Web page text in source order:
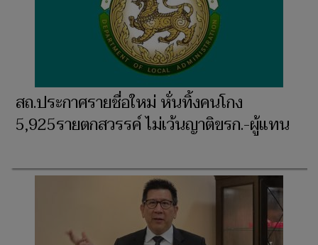
สถ.ประกาศรายชื่อใหม่ หั่นทิ้งคนโกง
5,925รายตกสวรรค์ ไม่เว้นญาติขรก.-ผู้แทน